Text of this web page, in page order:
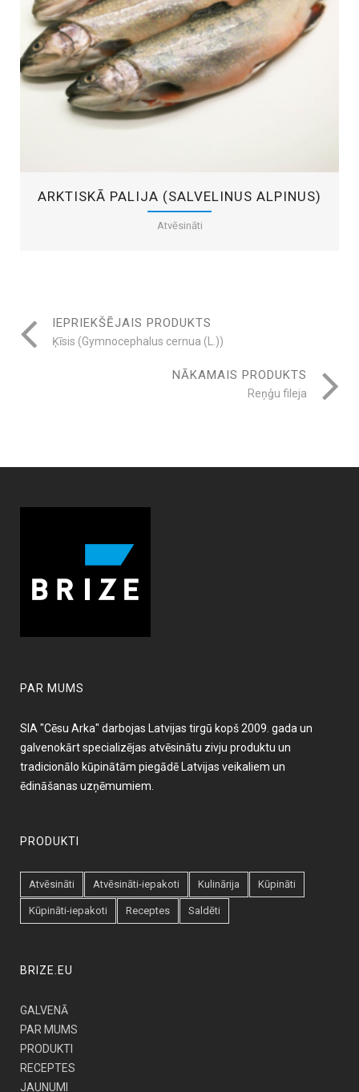
ARKTISKĀ PALIJA (SALVELINUS ALPINUS)
Atvēsināti
IEPRIEKŠĒJAIS PRODUKTS
Ķīsis (Gymnocephalus cernua (L.))
NĀKAMAIS PRODUKTS
Reņģu fileja
PAR MUMS
SIA "Cēsu Arka" darbojas Latvijas tirgū kopš 2009. gada un
galvenokārt specializējas atvēsinātu zivju produktu un
tradicionālo kūpinātām piegādē Latvijas veikaliem un
ēdināšanas uzņēmumiem.
PRODUKTI
Atvēsināti Atvēsināti-iepakoti Kulinārija Kūpināti
Kūpināti-iepakoti Receptes Saldēti
BRIZE.EU
GALVENĀ
PAR MUMS
PRODUKTI
RECEPTES
JAUNUMI